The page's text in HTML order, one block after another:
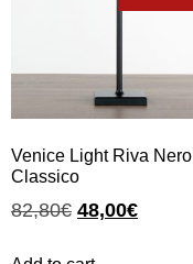
Venice Light Riva Nero
Classico
82,80€ 48,00€